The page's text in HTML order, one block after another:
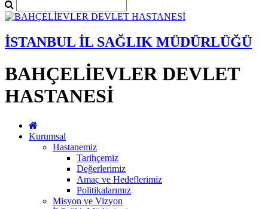
İSTANBUL İL SAĞLIK MÜDÜRLÜĞÜ
BAHÇELİEVLER DEVLET
HASTANESİ
Kurumsal
Hastanemiz
Tarihçemiz
Değerlerimiz
Amaç ve Hedeflerimiz
Politikalarımız
Misyon ve Vizyon